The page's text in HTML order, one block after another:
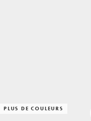
PLUS DE COULEURS